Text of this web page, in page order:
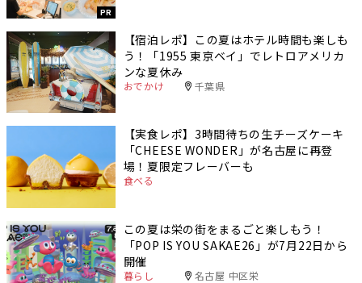
PR
【宿泊レポ】この夏はホテル時間も楽しも
う！「1955 東京ベイ」でレトロアメリカ
ンな夏休み
おでかけ 千葉県
【実食レポ】3時間待ちの生チーズケーキ
「CHEESE WONDER」が名古屋に再登
場！夏限定フレーバーも
食べる
この夏は栄の街をまるごと楽しもう！
「POP IS YOU SAKAE26」が7月22日から
開催
暮らし 名古屋 中区栄